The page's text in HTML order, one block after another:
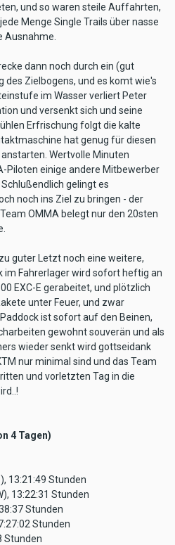
und so waren steile Auffahrten,
Menge Single Trails über nasse
Ausnahme.
dann noch durch ein (gut
Zielbogens, und es komt wie's
im Wasser verliert Peter
und versenkt sich und seine
Erfrischung folgt die kalte
hat genug für diesen
Wertvolle Minuten
Piloten einige andere Mitbewerber
gelingt es
noch ins Ziel zu bringen - der
OMMA belegt nur den 20sten
guter Letzt noch eine weitere,
im Fahrerlager wird sofort heftig an
EXC-E gerabeitet, und plötzlich
unter Feuer, und zwar
ist sofort auf den Beinen,
gewohnt souverän und als
wieder senkt wird gottseidank
nur minimal sind und das Team
und vorletzten Tag in die
4 Tagen)
13:21:49 Stunden
13:22:31 Stunden
Stunden
Stunden
Stunden